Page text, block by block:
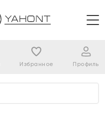
Избранное Профиль